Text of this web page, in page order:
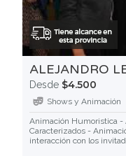
ALEJANDRO
Desde $4.500
Shows y Animación
Animación Humoristica -
Caracterizados -
interacción con los